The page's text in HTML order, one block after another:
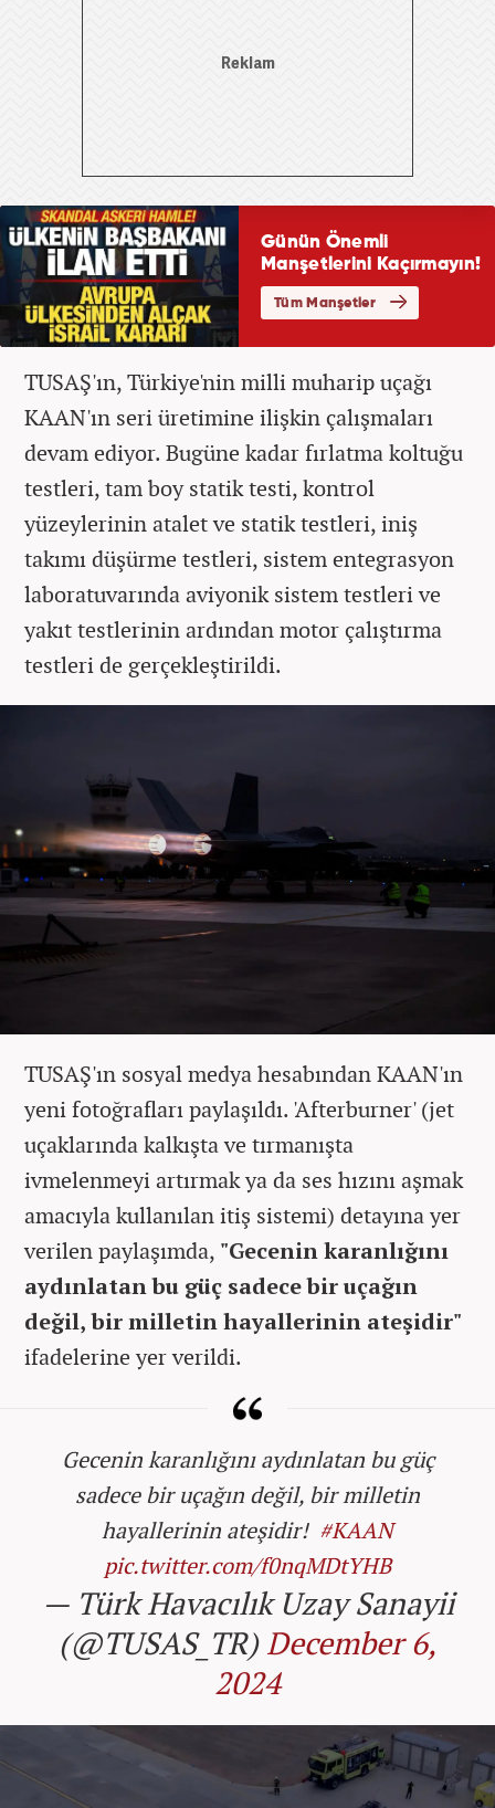
TUSAŞ'ın, Türkiye'nin milli muharip uçağı
KAAN'ın seri üretimine ilişkin çalışmaları
devam ediyor. Bugüne kadar fırlatma koltuğu
testleri, tam boy statik testi, kontrol
yüzeylerinin atalet ve statik testleri, iniş
takımı düşürme testleri, sistem entegrasyon
laboratuvarında aviyonik sistem testleri ve
yakıt testlerinin ardından motor çalıştırma
testleri de gerçekleştirildi.
TUSAŞ'ın sosyal medya hesabından KAAN'ın
yeni fotoğrafları paylaşıldı. 'Afterburner' (jet
uçaklarında kalkışta ve tırmanışta
ivmelenmeyi artırmak ya da ses hızını aşmak
amacıyla kullanılan itiş sistemi) detayına yer
verilen paylaşımda, "Gecenin karanlığını
aydınlatan bu güç sadece bir uçağın
değil, bir milletin hayallerinin ateşidir"
ifadelerine yer verildi.
Gecenin karanlığını aydınlatan bu güç
sadece bir uçağın değil, bir milletin
hayallerinin ateşidir! ️ #KAAN
pic.twitter.com/f0nqMDtYHB
— Türk Havacılık Uzay Sanayii
(@TUSAS_TR)December 6,
2024